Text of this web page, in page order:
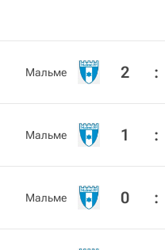
Мальме 2 :
Мальме 1 :
Мальме 0 :